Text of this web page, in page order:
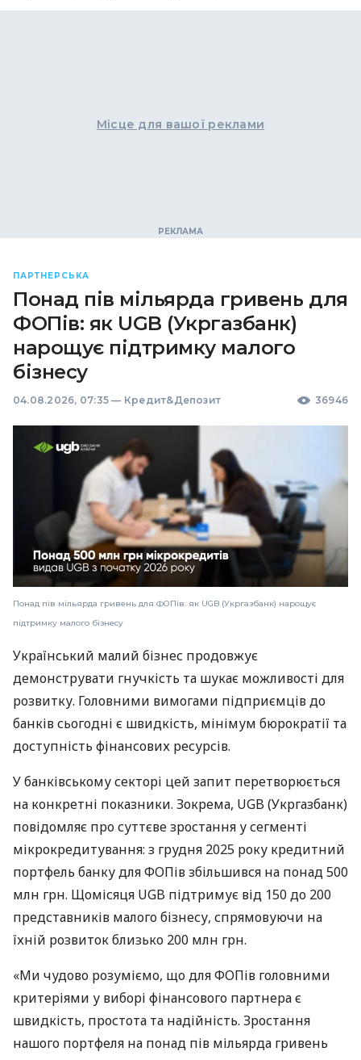
Місце для вашої реклами
ПАРТНЕРСЬКА
Понад пів мільярда гривень для
ФОПів: як UGB (Укргазбанк)
нарощує підтримку малого
бізнесу
04.08.2026, 07:35 — Кредит&Депозит 36946
Понад пів мільярда гривень для ФОПів: як UGB (Укргазбанк) нарощує
підтримку малого бізнесу
Український малий бізнес продовжує
демонструвати гнучкість та шукає можливості для
розвитку. Головними вимогами підприємців до
банків сьогодні є швидкість, мінімум бюрократії та
доступність фінансових ресурсів.
У банківському секторі цей запит перетворюється
на конкретні показники. Зокрема, UGB (Укргазбанк)
повідомляє про суттєве зростання у сегменті
мікрокредитування: з грудня 2025 року кредитний
портфель банку для ФОПів збільшився на понад 500
млн грн. Щомісяця UGB підтримує від 150 до 200
представників малого бізнесу, спрямовуючи на
їхній розвиток близько 200 млн грн.
«Ми чудово розуміємо, що для ФОПів головними
критеріями у виборі фінансового партнера є
швидкість, простота та надійність. Зростання
нашого портфеля на понад пів мільярда гривень